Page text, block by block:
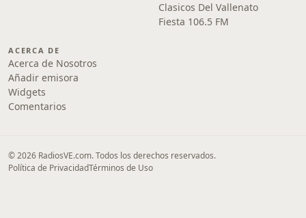
Clasicos Del Vallenato
Fiesta 106.5 FM
ACERCA DE
Acerca de Nosotros
Añadir emisora
Widgets
Comentarios
© 2026 RadiosVE.com. Todos los derechos reservados.
Política de PrivacidadTérminos de Uso